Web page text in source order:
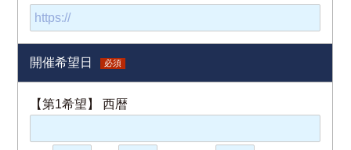
開催希望日 必須
【第1希望】 西暦